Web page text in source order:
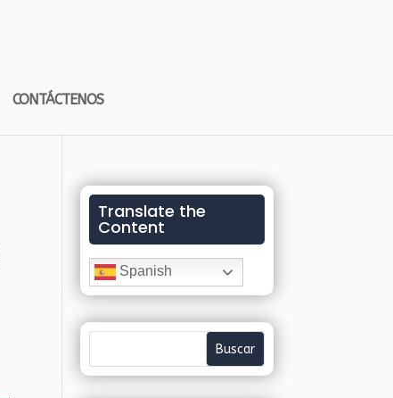
CONTÁCTENOS
Translate the
Content
Spanish